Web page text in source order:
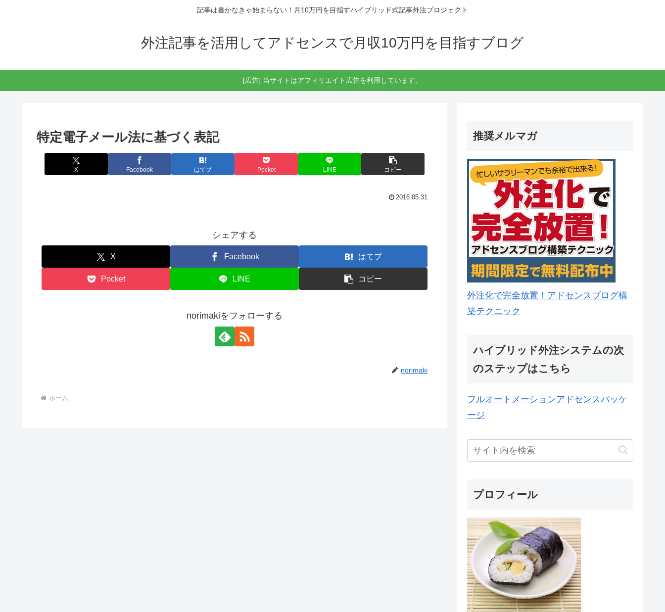
記事は書かなきゃ始まらない！月10万円を目指すハイブリッド式記事外注プロジェクト
外注記事を活用してアドセンスで月収10万円を目指すブログ
[広告] 当サイトはアフィリエイト広告を利用しています。
特定電子メール法に基づく表記
X Facebook はてブ Pocket LINE コピー
2016.05.31
シェアする
X Facebook はてブ
Pocket LINE コピー
norimakiをフォローする
norimaki
ホーム
推奨メルマガ
外注化で完全放置！アドセンスブログ構
築テクニック
ハイブリッド外注システムの次
のステップはこちら
フルオートメーションアドセンスパッケ
ージ
プロフィール